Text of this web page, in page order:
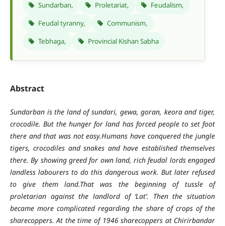
Sundarban, Proletariat,
Feudalism,
Feudal tyranny,
Communism,
Tebhaga,
Provincial Kishan Sabha
Abstract
Sundarban is the land of sundari, gewa, goran, keora and tiger,
crocodile. But the hunger for land has forced people to set foot
there and that was not easy.Humans have conquered the jungle
tigers, crocodiles and snakes and have established themselves
there. By showing greed for own land, rich feudal lords engaged
landless labourers to do this dangerous work. But later refused
to give them land.That was the beginning of tussle of
proletarian against the landlord of ‘Lat’. Then the situation
became more complicated regarding the share of crops of the
sharecoppers. At the time of 1946 sharecoppers at Chirirbandar